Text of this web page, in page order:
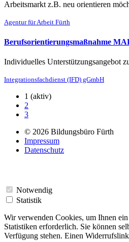
Arbeitsmarkt z.B. neu orientieren
Agentur für Arbeit Fürth
Berufsorientierungsmaßnahme
Individuelles Unterstützungsangebot
Integrationsfachdienst (IFD) gGmbH
1 (aktiv)
2
3
© 2026 Bildungsbüro Fürth
Impressum
Datenschutz
Notwendig
Statistik
Wir verwenden Cookies, um Ihnen
Statistiken erforderlich. Sie können
Verfügung stehen. Einen